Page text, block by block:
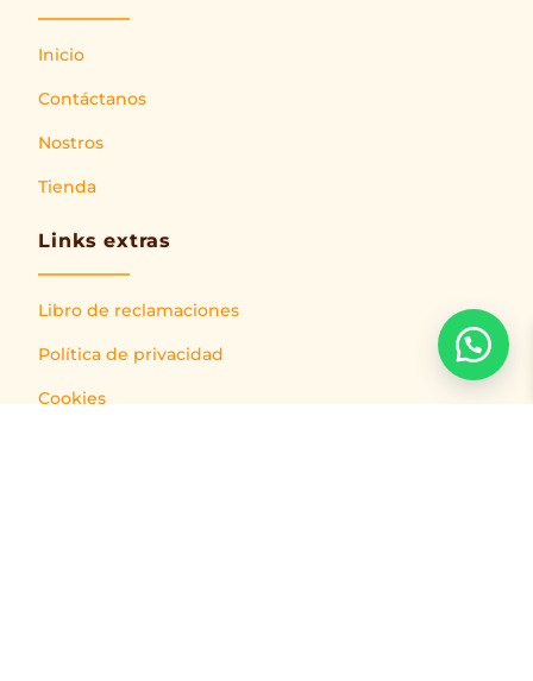
Inicio
Contáctanos
Nostros
Tienda
Links extras
Libro de reclamaciones
Política de privacidad
Cookies